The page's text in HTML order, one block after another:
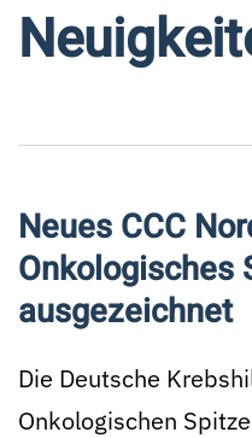
Neues CCC
Onkologisches
ausgezeichnet
Die Deutsche
Onkologischen